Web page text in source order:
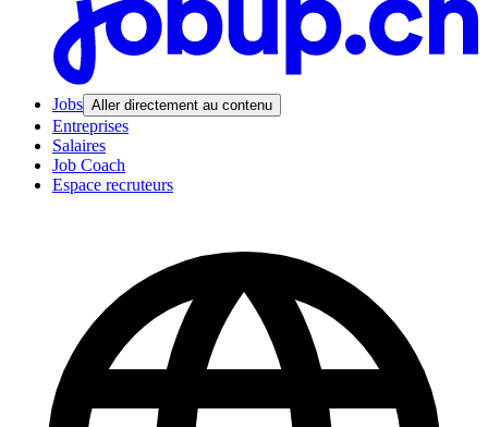
Jobs Aller directement au contenu
Entreprises
Salaires
Job Coach
Espace recruteurs